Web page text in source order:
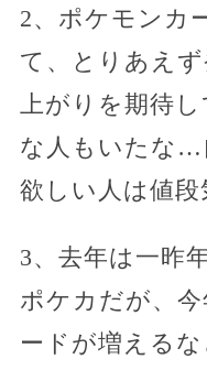
2、ポケモンカ
て、とりあえ
上がりを期待
な人もいたな…
欲しい人は値
3、去年は一昨
ポケカだが、
ードが増える